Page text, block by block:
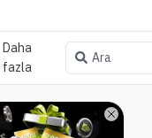
Daha
fazla
Ara